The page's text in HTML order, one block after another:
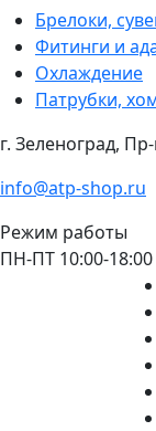
Брелоки,
Фитинги и
Охлаждение
Патрубки,
г. Зеленоград,
info@atp-shop.ru
Режим работы
ПН-ПТ 10:00-18:00